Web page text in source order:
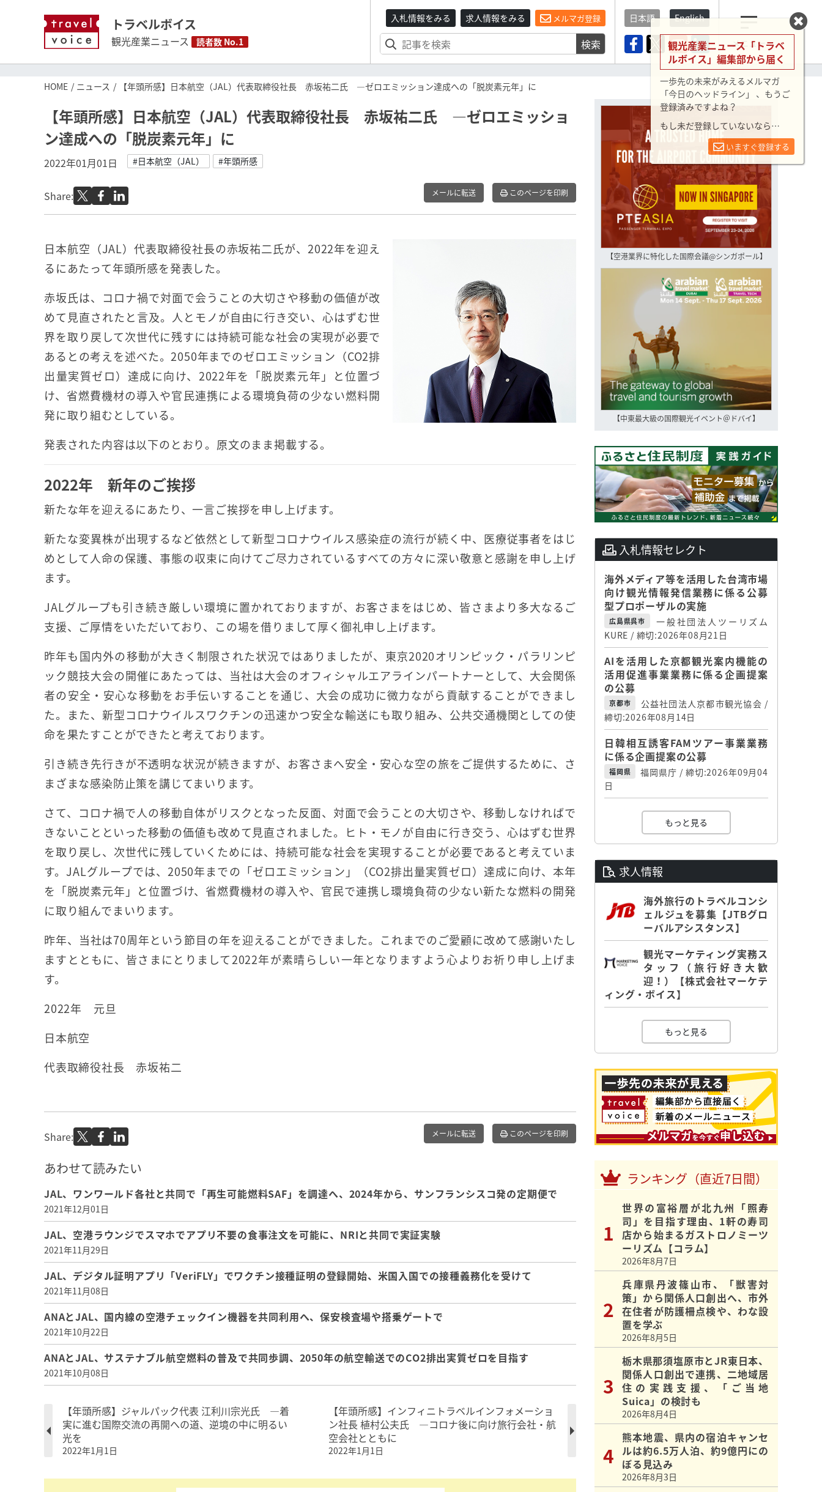
トラベルボイス
観光産業ニュース 読者数 No.1
入札情報をみる 求人情報をみる メルマガ登録
検索
日本語 English
メニュー
HOME ニュース 【年頭所感】日本航空（JAL）代表取締役社長 赤坂祐二氏 ―ゼロエミッション達成への「脱炭素元年」に
【年頭所感】日本航空（JAL）代表取締役社長 赤坂祐二氏 ―ゼロエミッショ
ン達成への「脱炭素元年」に
2022年01月01日 #日本航空（JAL） #年頭所感
Share: メールに転送 このページを印刷
日本航空（JAL）代表取締役社長の赤坂祐二氏が、2022年を迎え
るにあたって年頭所感を発表した。
赤坂氏は、コロナ禍で対面で会うことの大切さや移動の価値が改
めて見直されたと言及。人とモノが自由に行き交い、心はずむ世
界を取り戻して次世代に残すには持続可能な社会の実現が必要で
あるとの考えを述べた。2050年までのゼロエミッション（CO2排
出量実質ゼロ）達成に向け、2022年を「脱炭素元年」と位置づ
け、省燃費機材の導入や官民連携による環境負荷の少ない燃料開
発に取り組むとしている。
発表された内容は以下のとおり。原文のまま掲載する。
2022年 新年のご挨拶
新たな年を迎えるにあたり、一言ご挨拶を申し上げます。
新たな変異株が出現するなど依然として新型コロナウイルス感染症の流行が続く中、医療従事者をはじ
めとして人命の保護、事態の収束に向けてご尽力されているすべての方々に深い敬意と感謝を申し上げ
ます。
JALグループも引き続き厳しい環境に置かれておりますが、お客さまをはじめ、皆さまより多大なるご
支援、ご厚情をいただいており、この場を借りまして厚く御礼申し上げます。
昨年も国内外の移動が大きく制限された状況ではありましたが、東京2020オリンピック・パラリンピ
ック競技大会の開催にあたっては、当社は大会のオフィシャルエアラインパートナーとして、大会関係
者の安全・安心な移動をお手伝いすることを通じ、大会の成功に微力ながら貢献することができまし
た。また、新型コロナウイルスワクチンの迅速かつ安全な輸送にも取り組み、公共交通機関としての使
命を果たすことができたと考えております。
引き続き先行きが不透明な状況が続きますが、お客さまへ安全・安心な空の旅をご提供するために、さ
まざまな感染防止策を講じてまいります。
さて、コロナ禍で人の移動自体がリスクとなった反面、対面で会うことの大切さや、移動しなければで
きないことといった移動の価値も改めて見直されました。ヒト・モノが自由に行き交う、心はずむ世界
を取り戻し、次世代に残していくためには、持続可能な社会を実現することが必要であると考えていま
す。JALグループでは、2050年までの「ゼロエミッション」（CO2排出量実質ゼロ）達成に向け、本年
を「脱炭素元年」と位置づけ、省燃費機材の導入や、官民で連携し環境負荷の少ない新たな燃料の開発
に取り組んでまいります。
昨年、当社は70周年という節目の年を迎えることができました。これまでのご愛顧に改めて感謝いたし
ますとともに、皆さまにとりまして2022年が素晴らしい一年となりますよう心よりお祈り申し上げま
す。
2022年 元旦
日本航空
代表取締役社長 赤坂祐二
Share: メールに転送 このページを印刷
あわせて読みたい
JAL、ワンワールド各社と共同で「再生可能燃料SAF」を調達へ、2024年から、サンフランシスコ発の定期便で
2021年12月01日
JAL、空港ラウンジでスマホでアプリ不要の食事注文を可能に、NRIと共同で実証実験
2021年11月29日
JAL、デジタル証明アプリ「VeriFLY」でワクチン接種証明の登録開始、米国入国での接種義務化を受けて
2021年11月08日
ANAとJAL、国内線の空港チェックイン機器を共同利用へ、保安検査場や搭乗ゲートで
2021年10月22日
ANAとJAL、サステナブル航空燃料の普及で共同歩調、2050年の航空輸送でのCO2排出実質ゼロを目指す
2021年10月08日
【年頭所感】ジャルパック代表 江利川宗光氏 ―着
実に進む国際交流の再開への道、逆境の中に明るい
光を
2022年1月1日
【年頭所感】インフィニトラベルインフォメーショ
ン社長 植村公夫氏 ―コロナ後に向け旅行会社・航
空会社とともに
2022年1月1日
【空港業界に特化した国際会議@シンガポール】
【中東最大級の国際観光イベント＠ドバイ】
入札情報セレクト
海外メディア等を活用した台湾市場
向け観光情報発信業務に係る公募
型プロポーザルの実施
広島県呉市
一般社団法人ツーリズム
KURE / 締切:2026年08月21日
AIを活用した京都観光案内機能の
活用促進事業業務に係る企画提案
の公募
京都市
公益社団法人京都市観光協会 /
締切:2026年08月14日
日韓相互誘客FAMツアー事業業務
に係る企画提案の公募
福岡県
福岡県庁 / 締切:2026年09月04
日
もっと見る
求人情報
海外旅行のトラベルコンシ
ェルジュを募集【JTBグロ
ーバルアシスタンス】
観光マーケティング実務ス
タッフ（旅行好き大歓
迎！）【株式会社マーケテ
ィング・ボイス】
もっと見る
ランキング（直近7日間）
世界の富裕層が北九州「照寿
司」を目指す理由、1軒の寿司
店から始まるガストロノミーツ
ーリズム【コラム】
2026年8月7日
兵庫県丹波篠山市、「獣害対
策」から関係人口創出へ、市外
在住者が防護柵点検や、わな設
置を学ぶ
2026年8月5日
栃木県那須塩原市とJR東日本、
関係人口創出で連携、二地域居
住の実践支援、「ご当地
Suica」の検討も
2026年8月4日
熊本地震、県内の宿泊キャンセ
ルは約6.5万人泊、約9億円にの
ぼる見込み
2026年8月3日
観光産業ニュース「トラベ
ルボイス」編集部から届く
一歩先の未来がみえるメルマガ
「今日のヘッドライン」 、もうご
登録済みですよね？
もし未だ登録していないなら…
いますぐ登録する